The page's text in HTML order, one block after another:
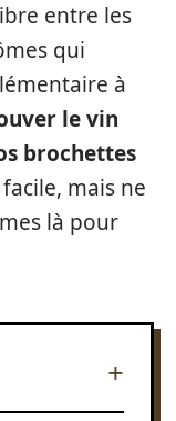
entre les
qui
à
le vin
brochettes
mais ne
là pour